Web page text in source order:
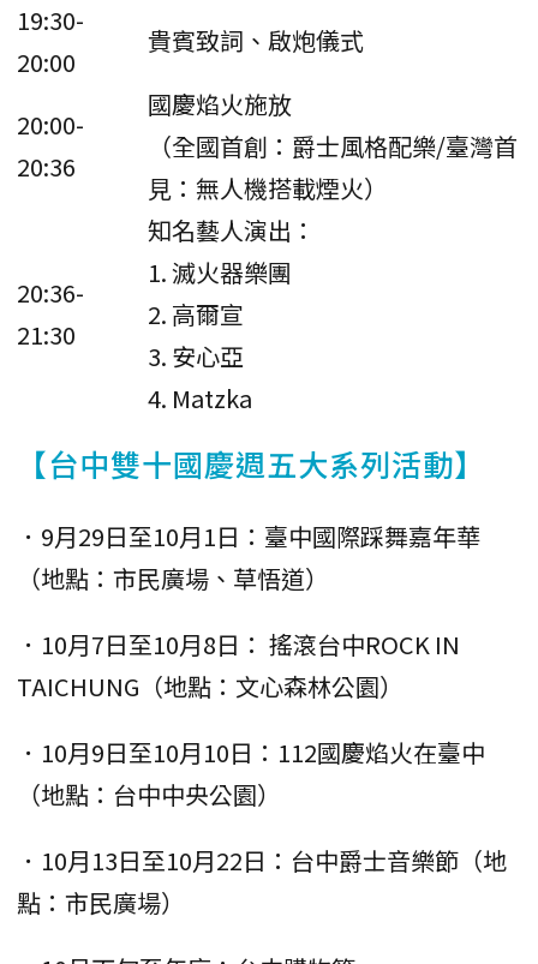
19:30-
20:00
貴賓致詞、啟炮儀式
20:00-
20:36
國慶焰火施放
（全國首創：爵士風格配樂/臺灣首
見：無人機搭載煙火）
20:36-
21:30
知名藝人演出：
1. 滅火器樂團
2. 高爾宣
3. 安心亞
4. Matzka
【台中雙十國慶週五大系列活動】
．9月29日至10月1日：臺中國際踩舞嘉年華
（地點：市民廣場、草悟道）
．10月7日至10月8日： 搖滾台中ROCK IN
TAICHUNG（地點：文心森林公園）
．10月9日至10月10日：112國慶焰火在臺中
（地點：台中中央公園）
．10月13日至10月22日：台中爵士音樂節（地
點：市民廣場）